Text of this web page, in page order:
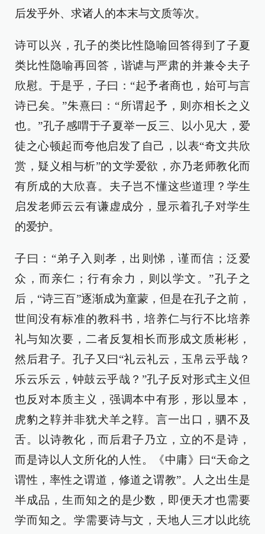
后发乎外、求诸人的本末与文质等次。
诗可以兴，孔子的类比性隐喻回答得到了子夏
类比性隐喻再回答，谐谑与严肃的并兼令夫子
欣慰。于是乎，子曰：“起予者商也，始可与言
诗已矣。”朱熹曰：“所谓起予，则亦相长之义
也。”孔子感喟于子夏举一反三、以小见大，爱
徒之心顿起而夸他启发了自己，以表“奇文共欣
赏，疑义相与析”的文学爱欲，亦乃老师教化而
有所成的大欣喜。夫子岂不懂这些道理？学生
启发老师云云有谦虚成分，显示着孔子对学生
的爱护。
子曰：“弟子入则孝，出则悌，谨而信；泛爱
众，而亲仁；行有余力，则以学文。”孔子之
后，“诗三百”逐渐成为童蒙，但是在孔子之前，
世间没有标准的教科书，培养仁与行不比培养
礼与知次要，二者反复相长而形成文质彬彬，
然后君子。孔子又曰“礼云礼云，玉帛云乎哉？
乐云乐云，钟鼓云乎哉？”孔子反对形式主义但
也反对本质主义，强调本中有形，形以显本，
虎豹之鞟并非犹犬羊之鞟。言一出口，驷不及
舌。以诗教化，而后君子乃立，立的不是诗，
而是诗以人文所化的人性。《中庸》曰“天命之
谓性，率性之谓道，修道之谓教”。人之出生是
半成品，生而知之的是少数，即便天才也需要
学而知之。学需要诗与文，天地人三才以此统